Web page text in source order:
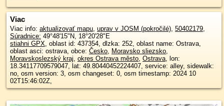
Viac
Viac info: aktualizovať mapu, uprav v JOSM (pokročilé), 50402179,
Súradnice: 49°48'15"N, 18°20'28"E
stiahni GPX, oblast id: 437354, dlzka: 252, oblast name: Ostrava,
oblast asci: ostrava, obce: Česko, Moravsko sliezsko,
Moravskoslezský kraj, okres Ostrava město, Ostrava, lon:
18.34117709579047, lat: 49.80440452224407, service: alley, sidewalk:
no, osm version: 3, osm changeset: 0, osm timestamp: 2024 10
02T15:46:02Z,